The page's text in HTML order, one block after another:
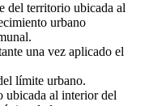
del territorio ubicada al
urbano
una vez aplicado el
límite urbano.
al interior del